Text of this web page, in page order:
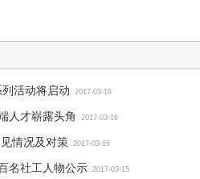
活动将启动 2017-03-16
人才崭露头角 2017-03-16
情况及对策 2017-03-16
名社工人物公示 2017-03-15